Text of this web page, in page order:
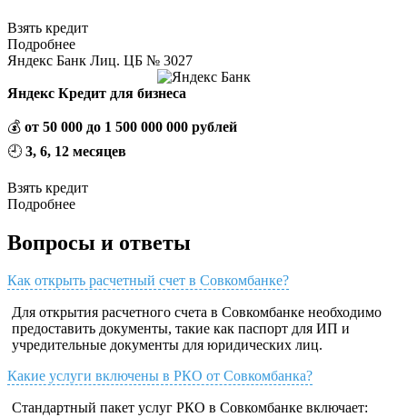
Взять кредит
Подробнее
Яндекс Банк Лиц. ЦБ № 3027
Яндекс Кредит для бизнеса
💰 от 50 000 до 1 500 000 000 рублей
🕘 3, 6, 12 месяцев
Взять кредит
Подробнее
Вопросы и ответы
Как открыть расчетный счет в Совкомбанке?
Для открытия расчетного счета в Совкомбанке необходимо
предоставить документы, такие как паспорт для ИП и
учредительные документы для юридических лиц.
Какие услуги включены в РКО от Совкомбанка?
Стандартный пакет услуг РКО в Совкомбанке включает: